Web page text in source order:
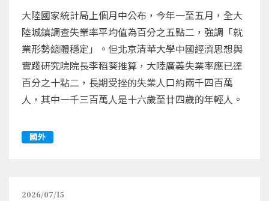
大陸國家統計局上個月中公布，今年一至五月，全大
陸城鎮調查失業率平均值為百分之五點二，強調「就
業形勢總體穩定」。但北京清華大學中國經濟思想與
實踐研究院院長李稻葵推算，大陸廣義失業率應已達
百分之十點二，長期受挫的失業人口約兩千四百萬
人，其中一千三百萬人是十六歲至廿四歲的年輕人。
國外
2026/07/15